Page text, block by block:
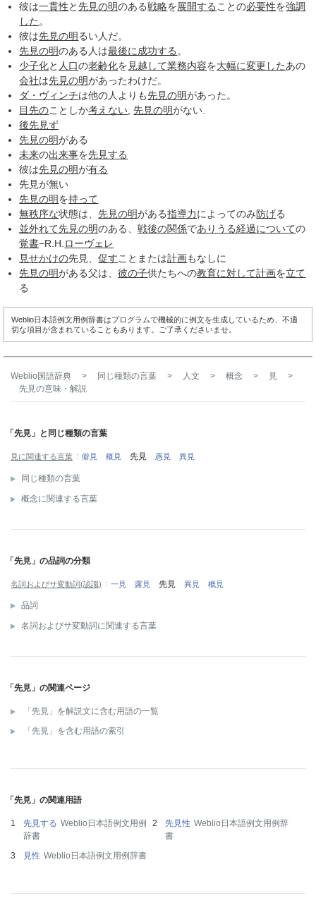
彼は一貫性と先見の明のある戦略を展開する ことの必要性を強調
した 。
彼は先見の明るい人だ。
先見の明のある人は最後に成功する 。
少子化と 人口の老齢化を 見越して業務内容を大幅に変更したあの
会社は先見の明があったわけだ。
ダ・ヴィンチは他の人よりも先見の明があった。
目先のことしか考えない ,先見の明がない.
後先見ず
先見の明がある
未来の出来事を先見する
彼は先見の明が有る
先見が無い
先見の明を持って
無秩序な状態は、先見の明がある指導力によってのみ防げる
並外れて先見の明のある、戦後の関係でありうる経過についての
覚書−R.H. ローヴェレ
見せかけの先見、促すことまたは計画もなしに
先見の明がある父は、彼の子供たちへの教育に対して計画を立て
る
Weblio日本語例文用例辞書はプログラムで機械的に例文を生成しているため、不適
切な項目が含まれていることもあります。ご了承くださいませ。
Weblio国語辞典 > 同じ種類の言葉 > 人文 > 概念 > 見
>
先見の意味・解説
「先見」と同じ種類の言葉
見に関連する言葉 僻見 概見 先見 愚見 異見
同じ種類の言葉
概念に関連する言葉
「先見」の品詞の分類
名詞およびサ変動詞(認識) 一見 露見 先見 異見 概見
品詞
名詞およびサ変動詞に関連する言葉
「先見」の関連ページ
「先見」を解説文に含む用語の一覧
「先見」を含む用語の索引
「先見」の関連用語
先見する Weblio日本語例文用例
辞書
先見性 Weblio日本語例文用例辞
書
見性 Weblio日本語例文用例辞書